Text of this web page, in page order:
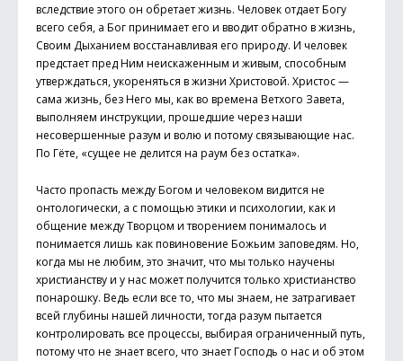
вследствие этого он обретает жизнь. Человек отдает Богу
всего себя, а Бог принимает его и вводит обратно в жизнь,
Своим Дыханием восстанавливая его природу. И человек
предстает пред Ним неискаженным и живым, способным
утверждаться, укореняться в жизни Христовой. Христос —
сама жизнь, без Него мы, как во времена Ветхого Завета,
выполняем инструкции, прошедшие через наши
несовершенные разум и волю и потому связывающие нас.
По Гёте, «сущее не делится на раум без остатка».
Часто пропасть между Богом и человеком видится не
онтологически, а с помощью этики и психологии, как и
общение между Творцом и творением понималось и
понимается лишь как повиновение Божьим заповедям. Но,
когда мы не любим, это значит, что мы только научены
христианству и у нас может получится только христианство
понарошку. Ведь если все то, что мы знаем, не затрагивает
всей глубины нашей личности, тогда разум пытается
контролировать все процессы, выбирая ограниченный путь,
потому что не знает всего, что знает Господь о нас и об этом